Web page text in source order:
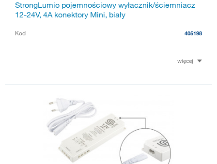
StrongLumio pojemnościowy wyłacznik/ściemniacz
12-24V, 4A konektory Mini, biały
Kod 405198
więcej